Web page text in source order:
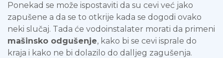
Ponekad se može ispostaviti da su cevi već jako
zapušene a da se to otkrije kada se dogodi ovako
neki slučaj. Tada će vodoinstalater morati da primeni
mašinsko odgušenje, kako bi se cevi isprale do
kraja i kako ne bi dolazilo do dalljeg zagušenja.